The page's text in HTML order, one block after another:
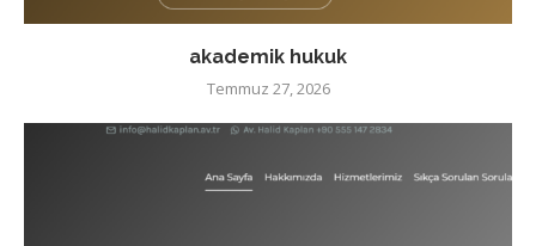
akademik hukuk
Temmuz 27, 2026